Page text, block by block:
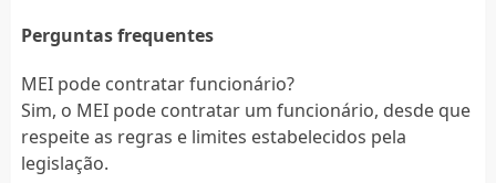
Perguntas frequentes
MEI pode contratar funcionário?
Sim, o MEI pode contratar um funcionário, desde que
respeite as regras e limites estabelecidos pela
legislação.